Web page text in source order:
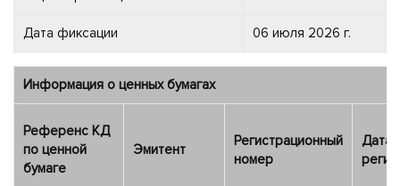
Дата фиксации 06 июля 2026 г.
Информация о ценных бумагах
Референс КД
по ценной
бумаге
Эмитент
Регистрационный
номер
Дата